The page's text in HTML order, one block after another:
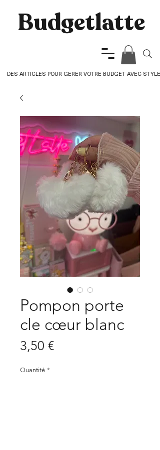
Budgetlatte​
DES ARTICLES POUR GERER VOTRE BUDGET AVEC STYLE
Pompon porte
cle cœur blanc
3,50 €Prix
Quantité *